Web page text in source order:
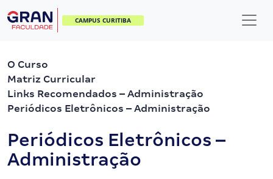
CAMPUS CURITIBA
O Curso
Matriz Curricular
Links Recomendados – Administração
Periódicos Eletrônicos – Administração
Periódicos Eletrônicos –
Administração